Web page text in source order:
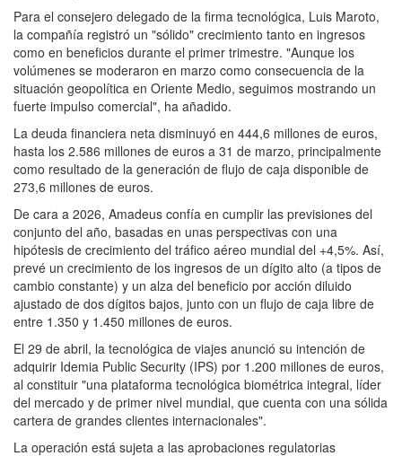
Para el consejero delegado de la firma tecnológica, Luis Maroto,
la compañía registró un "sólido" crecimiento tanto en ingresos
como en beneficios durante el primer trimestre. "Aunque los
volúmenes se moderaron en marzo como consecuencia de la
situación geopolítica en Oriente Medio, seguimos mostrando un
fuerte impulso comercial", ha añadido.
La deuda financiera neta disminuyó en 444,6 millones de euros,
hasta los 2.586 millones de euros a 31 de marzo, principalmente
como resultado de la generación de flujo de caja disponible de
273,6 millones de euros.
De cara a 2026, Amadeus confía en cumplir las previsiones del
conjunto del año, basadas en unas perspectivas con una
hipótesis de crecimiento del tráfico aéreo mundial del +4,5%. Así,
prevé un crecimiento de los ingresos de un dígito alto (a tipos de
cambio constante) y un alza del beneficio por acción diluido
ajustado de dos dígitos bajos, junto con un flujo de caja libre de
entre 1.350 y 1.450 millones de euros.
El 29 de abril, la tecnológica de viajes anunció su intención de
adquirir Idemia Public Security (IPS) por 1.200 millones de euros,
al constituir "una plataforma tecnológica biométrica integral, líder
del mercado y de primer nivel mundial, que cuenta con una sólida
cartera de grandes clientes internacionales".
La operación está sujeta a las aprobaciones regulatorias